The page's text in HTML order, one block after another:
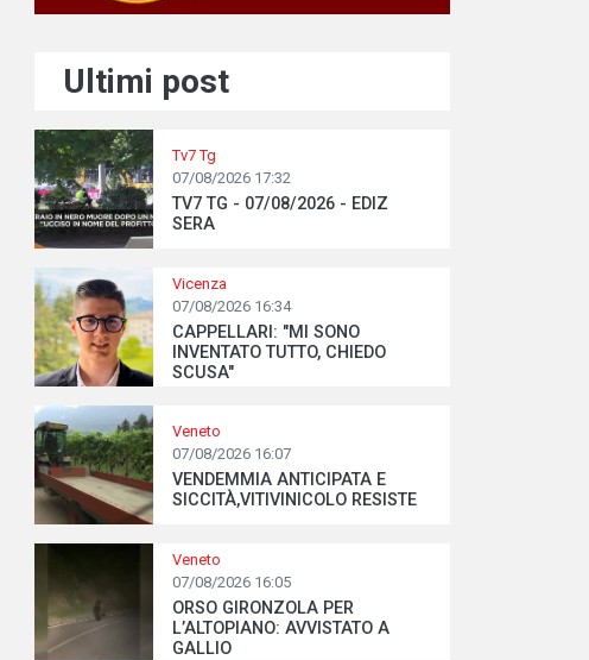
Ultimi post
Tv7 Tg
07/08/2026 17:32
TV7 TG - 07/08/2026 - EDIZ
SERA
Vicenza
07/08/2026 16:34
CAPPELLARI: "MI SONO
INVENTATO TUTTO, CHIEDO
SCUSA"
Veneto
07/08/2026 16:07
VENDEMMIA ANTICIPATA E
SICCITÀ,VITIVINICOLO RESISTE
Veneto
07/08/2026 16:05
ORSO GIRONZOLA PER
L’ALTOPIANO: AVVISTATO A
GALLIO